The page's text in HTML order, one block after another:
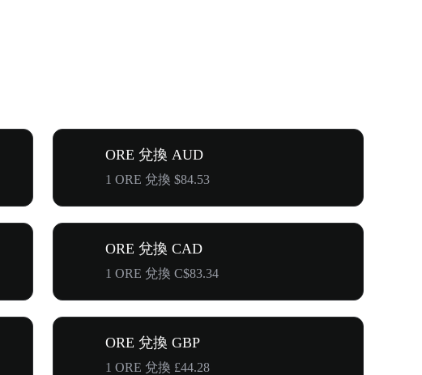
ORE 兌換 AUD
1 ORE 兌換 $84.53
ORE 兌換 CAD
1 ORE 兌換 C$83.34
ORE 兌換 GBP
1 ORE 兌換 £44.28